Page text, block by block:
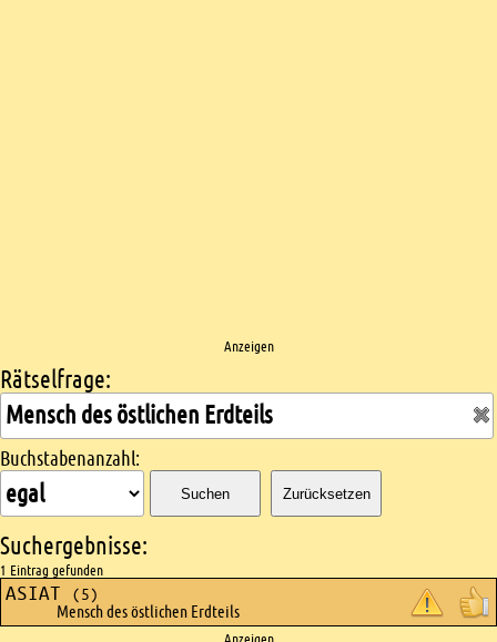
Anzeigen
Kreuzworträtsel suchen
Rätselfrage:
Buchstabenanzahl:
Suchen Zurücksetzen
Suchergebnisse:
1 Eintrag gefunden
ASIAT (5)
Mensch des östlichen Erdteils